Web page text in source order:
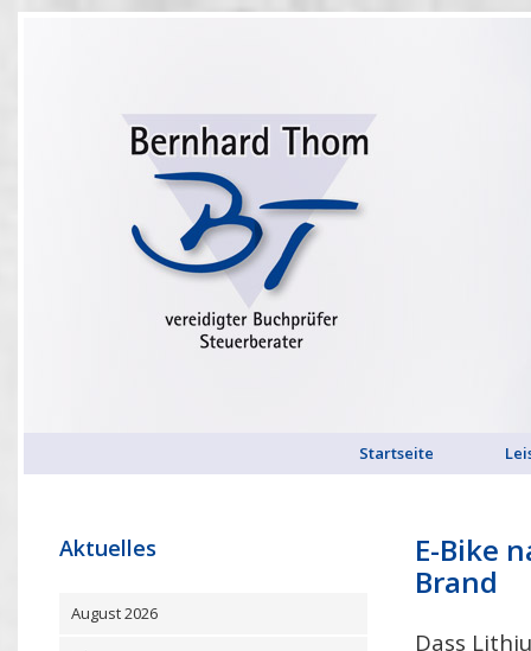
Startseite
Aktuelles
August 2026
E-Bike
Brand
Dass